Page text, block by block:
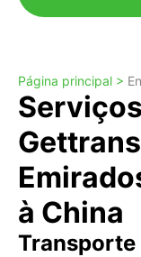
Página principal >
à China
Transporte